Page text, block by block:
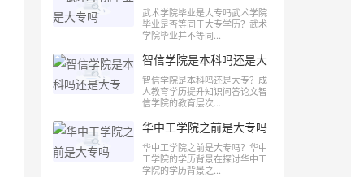
武术学院毕业是大专吗武术学院
毕业是否等同于大专学历？武术
学院毕业并不等同...
智信学院是本科吗还是大
专
智信学院是本科吗还是大专？成
人教育学历提升知识问答论文智
信学院的教育层次...
华中工学院之前是大专吗
华中工学院之前是大专吗？华中
工学院的学历背景在探讨华中工
学院的学历背景之...